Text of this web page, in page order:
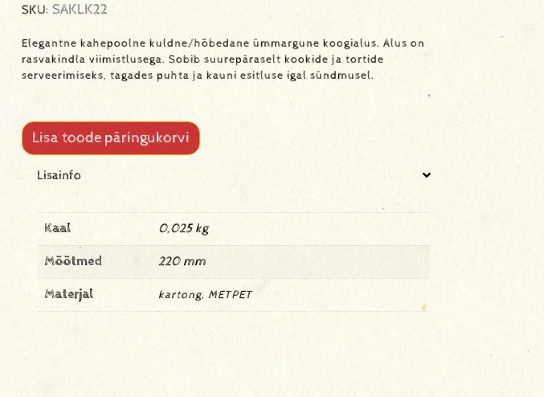
SKU: SAKLK22
Elegantne kahepoolne kuldne/hõbedane ümmargune koogialus. Alus on
rasvakindla viimistlusega. Sobib suurepäraselt kookide ja tortide
serveerimiseks, tagades puhta ja kauni esitluse igal sündmusel.
Lisa toode päringukorvi
Lisainfo
Kaal 0,025 kg
Mõõtmed 220 mm
Materjal kartong, METPET